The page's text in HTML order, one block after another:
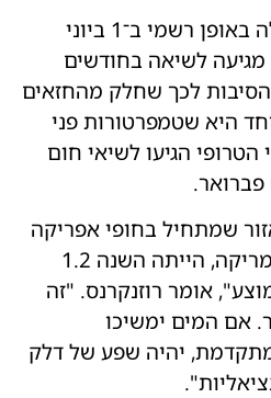
עונת ההוריקנים מתחילה באופן רשמי ב־1 ביוני
לשיאה בחודשים
לכך שחלק מהחזאים
היא שטמפרטורות פני
הטרופי הגיעו לשיאי חום
שמתחיל בחופי אפריקה
ומסתיים בחופי מרכז אמריקה, הייתה השנה 1.2
אומר רוזנקרנס. "זה
אם המים ימשיכו
יהיה שפע של דלק